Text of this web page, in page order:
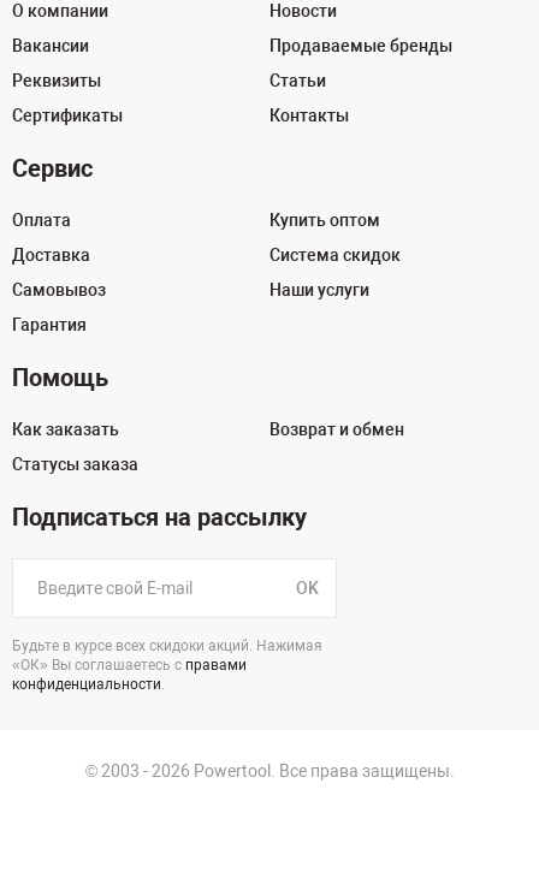
О компании
Вакансии
Реквизиты
Сертификаты
Новости
Продаваемые бренды
Статьи
Контакты
Сервис
Оплата
Доставка
Самовывоз
Гарантия
Купить оптом
Система скидок
Наши услуги
Помощь
Как заказать
Статусы заказа
Возврат и обмен
Подписаться на рассылку
OK
Будьте в курсе всех скидоки акций. Нажимая
«ОК» Вы соглашаетесь с правами
конфиденциальности.
© 2003 - 2026 Powertool. Все права защищены.